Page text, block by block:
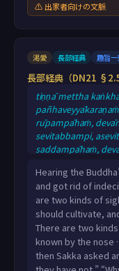
⚠ 出家者向けの文脈
渇愛 長部経典 趣旨
長部経典（DN21
tiṇṇā mettha
rūpampāhaṁ,
sevitabbampi,
saddampāhaṁ,
duvidhena
devānaminda,
devānamindo
anumoditvā
kho, devānaminda,
Hearing the
and got rid of
are two kinds of
should cultivate,
There are two
known by the
then Sakka asked